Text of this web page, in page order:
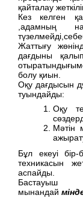
қайталау
Кез келген
,адамның
Жаттығу
дағдыны
болу қиын.
Оқу дағдысын
туындайды:
Оқу
Мәтін
Бұл екеуі
техникасын
аспайды.
мынандай